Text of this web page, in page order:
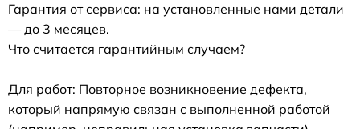
Гарантия от сервиса: на установленные нами детали
— до 3 месяцев.
Что считается гарантийным случаем?
Для работ: Повторное возникновение дефекта,
который напрямую связан с выполненной работой